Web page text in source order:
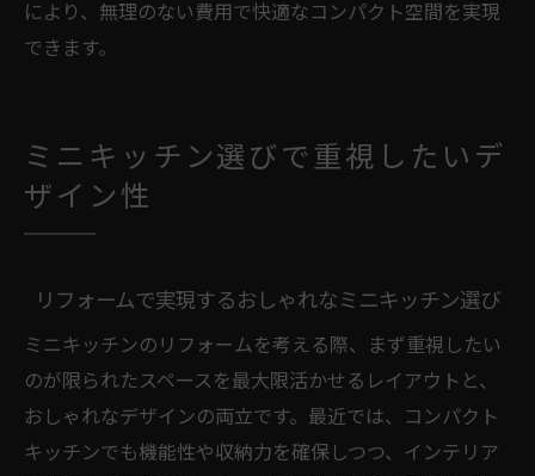
により、無理のない費用で快適なコンパクト空間を実現
できます。
ミニキッチン選びで重視したいデ
ザイン性
リフォームで実現するおしゃれなミニキッチン選び
ミニキッチンのリフォームを考える際、まず重視したい
のが限られたスペースを最大限活かせるレイアウトと、
おしゃれなデザインの両立です。最近では、コンパクト
キッチンでも機能性や収納力を確保しつつ、インテリア